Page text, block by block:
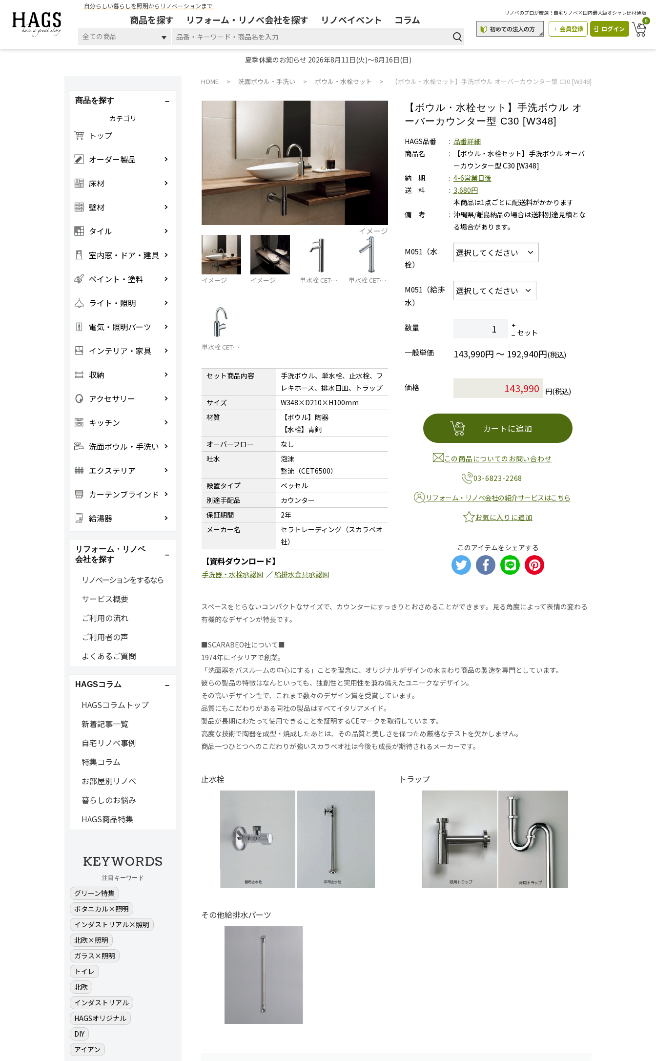
自分らしい暮らしを照明からリノベーションまで
商品を探す リフォーム・リノベ会社を探す リノベイベント コラム
全ての商品
リノベのプロが厳選！自宅リノベ×国内最大級オシャレ建材通販
会員登録 ログイン
0
夏季休業のお知らせ 2026年8月11日(火)～8月16日(日)
HOME 洗面ボウル・手洗い ボウル・水栓セット 【ボウル・水栓セット】手洗ボウル オーバーカウンター型 C30 [W348]
イメージ
イメージ イメージ 単水栓 CET… 単水栓 CET…
単水栓 CET…
セット商品内容
手洗ボウル、単水栓、止水栓、フ
レキホース、排水目皿、トラップ
サイズ
W348×D210×H100mm
材質
【ボウル】陶器
【水栓】青銅
オーバーフロー
なし
吐水
泡沫
整流（CET6500）
設置タイプ
ベッセル
別途手配品
カウンター
保証期間
2年
メーカー名
セラトレーディング（スカラベオ
社）
【資料ダウンロード】
手洗器・水栓承認図／給排水金具承認図
【ボウル・水栓セット】手洗ボウル オ
ーバーカウンター型 C30 [W348]
HAGS品番
品番詳細
商品名
【ボウル・水栓セット】手洗ボウル オーバ
ーカウンター型 C30 [W348]
納 期
4-6営業日後
送 料
3,680円
本商品は1点ごとに配送料がかかります
備 考
沖縄県/離島納品の場合は送料別途見積とな
る場合があります。
M051（水
栓）
M051（給排
水）
数量
セット
一般単価
143,990円 ～ 192,940円(税込)
価格 円(税込)
カートに追加
この商品についてのお問い合わせ
03-6823-2268
リフォーム・リノベ会社の紹介サービスはこちら
お気に入りに追加
このアイテムをシェアする
スペースをとらないコンパクトなサイズで、カウンターにすっきりとおさめることができます。見る角度によって表情の変わる
有機的なデザインが特長です。
■SCARABEO社について■
1974年にイタリアで創業。
「洗面器をバスルームの中心にする」ことを理念に、オリジナルデザインの水まわり商品の製造を専門としています。
彼らの製品の特徴はなんといっても、独創性と実用性を兼ね備えたユニークなデザイン。
その高いデザイン性で、これまで数々のデザイン賞を受賞しています。
品質にもこだわりがある同社の製品はすべてイタリアメイド。
製品が長期にわたって使用できることを証明するCEマークを取得していま す。
高度な技術で陶器を成型・焼成したあとは、その品質と美しさを保つため厳格なテストを欠かしません。
商品一つひとつへのこだわりが強いスカラベオ社は今後も成長が期待されるメーカーです。
止水栓 トラップ
その他給排水パーツ
商品を探す
カテゴリ
トップ
オーダー製品
床材
壁材
タイル
室内窓・ドア・建具
ペイント・塗料
ライト・照明
電気・照明パーツ
インテリア・家具
収納
アクセサリー
キッチン
洗面ボウル・手洗い
エクステリア
カーテンブラインド
給湯器
リフォーム・リノベ
会社を探す
リノベーションをするなら
サービス概要
ご利用の流れ
ご利用者の声
よくあるご質問
HAGSコラム
HAGSコラムトップ
新着記事一覧
自宅リノベ事例
特集コラム
お部屋別リノベ
暮らしのお悩み
HAGS商品特集
KEYWORDS
注目キーワード
グリーン特集
ボタニカル×照明
インダストリアル×照明
北欧×照明
ガラス×照明
トイレ
北欧
インダストリアル
HAGSオリジナル
DIY
アイアン